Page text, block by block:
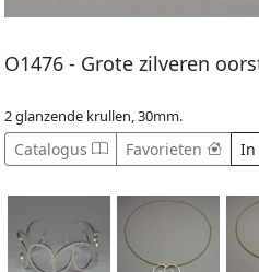
O1476 - Grote zilveren
2 glanzende krullen, 30mm.
Catalogus Favorieten In